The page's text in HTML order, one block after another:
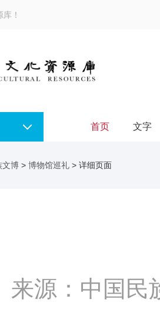
！
首页 文字
文博 > 博物馆巡礼 > 详细页面
来源：中国民